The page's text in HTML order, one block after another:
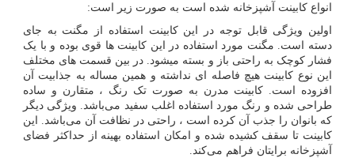
انواع کابینت آشپزخانه شده است به صورت زیر است:
اولین ویژگی قابل توجه در این کابینت استفاده از مگنت به جای
دسته است. مگنت مورد استفاده در این کابینت ها قوی بوده و با یک
فشار کوچک به راحتی باز و بسته میشود. در بین قسمت‌ های مختلف
این نوع کابینت هیچ فاصله ای نداشته و همین مساله به جذابیت آن
افزوده است. کابینت مدرن به صورت تک رنگ ، متقارن و ساده
طراحی شده و رنگ مورد استفاده اغلب سفید می‌باشد. ویژگی دیگر
که بانوان را جذب آن کرده است ، راحتی در نظافت آن می‌باشد. این
کابینت تا سقف کشیده شده و امکان استفاده بهینه از حداکثر فضای
آشپزخانه برایتان فراهم می‌کند.